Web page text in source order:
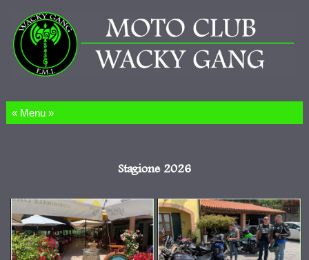
Salta al contenuto
Stagione 2026